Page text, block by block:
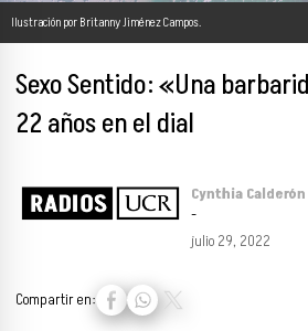
Ilustración por Britanny Jiménez Campos.
Sexo Sentido: «Una
22 años en el dial
Cynthia
-
julio 29, 2022
Compartir en: